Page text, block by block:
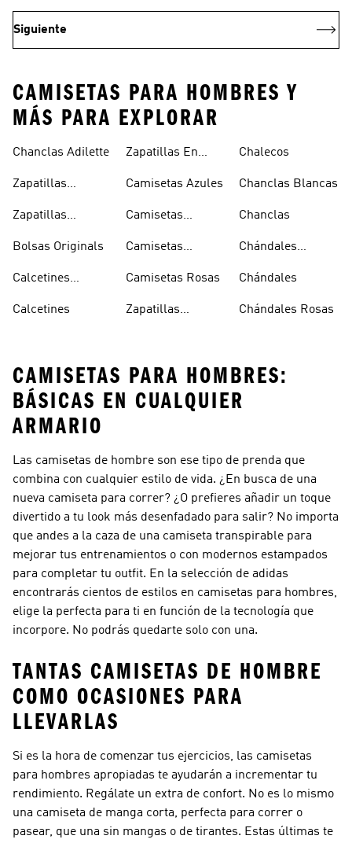
Siguiente
CAMISETAS PARA HOMBRES Y
MÁS PARA EXPLORAR
Chanclas Adilette
Zapatillas
Zapatillas
Blancas
Bolsas Originals
Calcetines
Blancos
Calcetines
Zapatillas En
Camisetas Azules
Camisetas
Camisetas
Camisetas Rosas
Zapatillas
Chalecos
Chanclas Blancas
Chanclas
Chándales
Chándales
Chándales Rosas
CAMISETAS PARA HOMBRES:
BÁSICAS EN CUALQUIER
ARMARIO
Las camisetas de hombre son ese tipo de prenda que
combina con cualquier estilo de vida. ¿En busca de una
nueva camiseta para correr? ¿O prefieres añadir un toque
divertido a tu look más desenfadado para salir? No importa
que andes a la caza de una camiseta transpirable para
mejorar tus entrenamientos o con modernos estampados
para completar tu outfit. En la selección de adidas
encontrarás cientos de estilos en camisetas para hombres,
elige la perfecta para ti en función de la tecnología que
incorpore. No podrás quedarte solo con una.
TANTAS CAMISETAS DE HOMBRE
COMO OCASIONES PARA
LLEVARLAS
Si es la hora de comenzar tus ejercicios, las camisetas
para hombres apropiadas te ayudarán a incrementar tu
rendimiento. Regálate un extra de confort. No es lo mismo
una camiseta de manga corta, perfecta para correr o
pasear, que una sin mangas o de tirantes. Estas últimas te